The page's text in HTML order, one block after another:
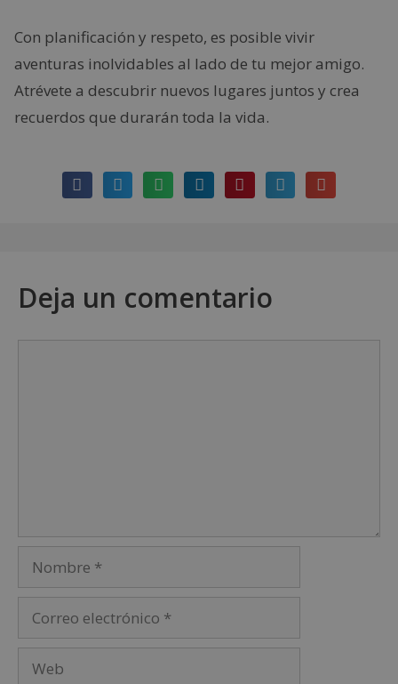
Con planificación y respeto, es posible vivir
aventuras inolvidables al lado de tu mejor amigo.
Atrévete a descubrir nuevos lugares juntos y crea
recuerdos que durarán toda la vida.
Deja un comentario